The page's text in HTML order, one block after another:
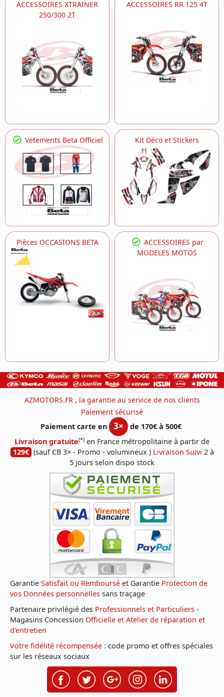
ACCESSOIRES XTRAINER
250/300 2T
ACCESSOIRES RR 125 4T
Vetements Beta Officiel Kit Déco et Stickers
Pièces OCCASIONS BETA
ACCESSOIRES par
MODELES MOTOS
AZMOTORS.FR , la garantie au service de nos clients
Paiement sécurisé
Paiement carte en
3×
de 170€ à 500€
Livraison gratuite(*) en France métropolitaine à partir de
129€ (sauf CB 3× - Promo - volumineux ) Livraison Suivi 2 à
5 jours selon dispo stock
Garantie Satisfait ou Remboursé et Garantie Protection de
vos Données personnelles sans traçage
Partenaire privilégié des Professionnels et Particuliers -
Magasins Concession Officielle et Atelier de réparation et
d'entretien
Votre fidélité récompensée : code promo et offres spéciales
sur les réseaux sociaux